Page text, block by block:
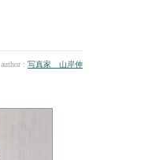
author : 写真家 山岸伸